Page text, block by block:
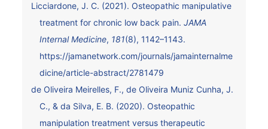
Licciardone, J. C. (2021). Osteopathic manipulative
treatment for chronic low back pain. JAMA
Internal Medicine, 181(8), 1142–1143.
https://jamanetwork.com/journals/jamainternalme
dicine/article-abstract/2781479
de Oliveira Meirelles, F., de Oliveira Muniz Cunha, J.
C., & da Silva, E. B. (2020). Osteopathic
manipulation treatment versus therapeutic